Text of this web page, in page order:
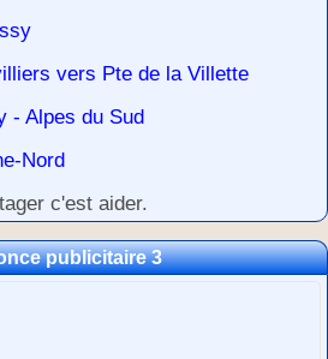
vers Pte de la Villette
- Alpes du Sud
Nord
c'est aider.
publicitaire 3